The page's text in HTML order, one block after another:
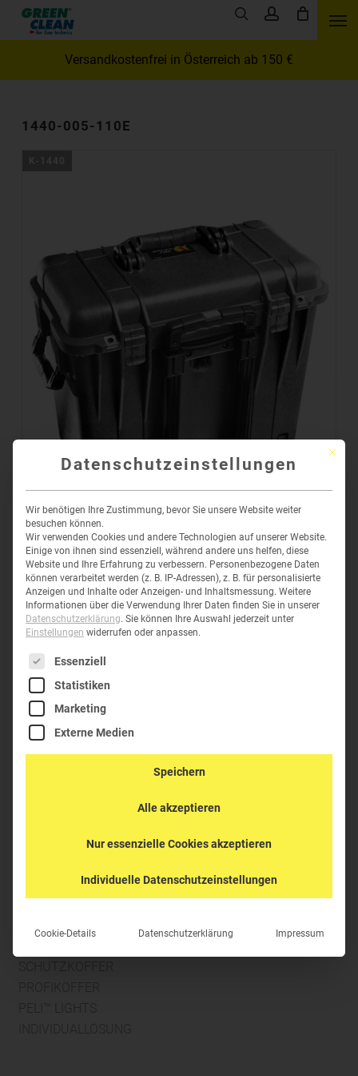
Versandkostenfrei in Österreich ab 150 €
Skip
search account
1440-005-110E
PELI™ 1440 TOP LOADER CASE
327,62 €– 515,35€ inkl. MwSt
HELPDESK
+43 (0)6277-62304
Mit
Datenschutzeinstellungen
Wir benötigen Ihre Zustimmung, bevor Sie unsere Website weiter
besuchen können.
Wir verwenden Cookies und andere Technologien auf unserer Website.
Einige von ihnen sind essenziell, während andere uns helfen, diese
Website und Ihre Erfahrung zu verbessern. Personenbezogene Daten
können verarbeitet werden (z. B. IP-Adressen), z. B. für personalisierte
Anzeigen und Inhalte oder Anzeigen- und Inhaltsmessung. Weitere
Informationen über die Verwendung Ihrer Daten finden Sie in unserer
Datenschutzerklärung. Sie können Ihre Auswahl jederzeit unter
Einstellungen widerrufen oder anpassen.
Es folgt eine Liste der Service-Gruppen, für die eine
Essenziell
Statistiken
Marketing
Externe Medien
Speichern
Alle akzeptieren
Nur essenzielle Cookies akzeptieren
Individuelle Datenschutzeinstellungen
Cookie-Details Datenschutzerklärung Impressum